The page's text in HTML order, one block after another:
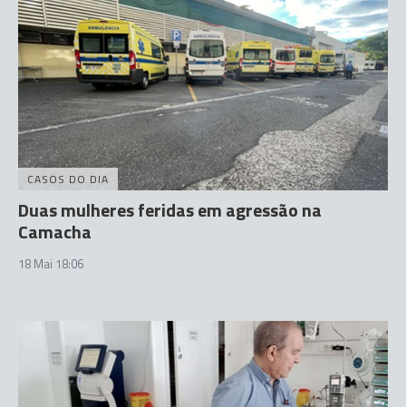
CASOS DO DIA
Duas mulheres feridas em agressão na
Camacha
18 Mai 18:06